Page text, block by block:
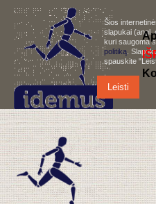
Šios
slapukai (angl.
kuri saugoma
politiką .
spauskite
Leisti